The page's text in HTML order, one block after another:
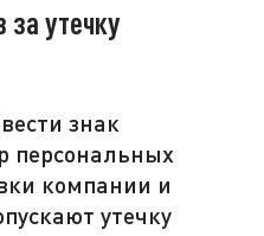
за утечку
знак
персональных
компании и
утечку